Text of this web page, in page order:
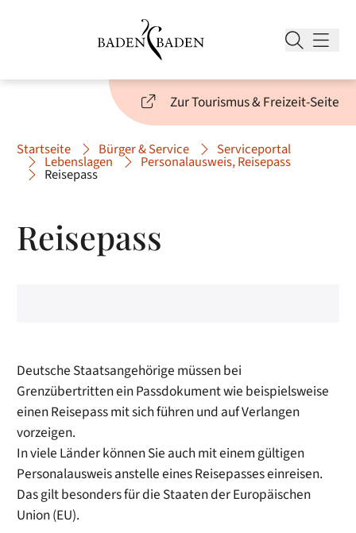
Zur Tourismus & Freizeit-Seite
Startseite Bürger & Service Serviceportal
Lebenslagen Personalausweis, Reisepass
Reisepass
Reisepass
Deutsche Staatsangehörige müssen bei
Grenzübertritten ein Passdokument wie beispielsweise
einen Reisepass mit sich führen und auf Verlangen
vorzeigen.
In viele Länder können Sie auch mit einem gültigen
Personalausweis anstelle eines Reisepasses einreisen.
Das gilt besonders für die Staaten der Europäischen
Union (EU).